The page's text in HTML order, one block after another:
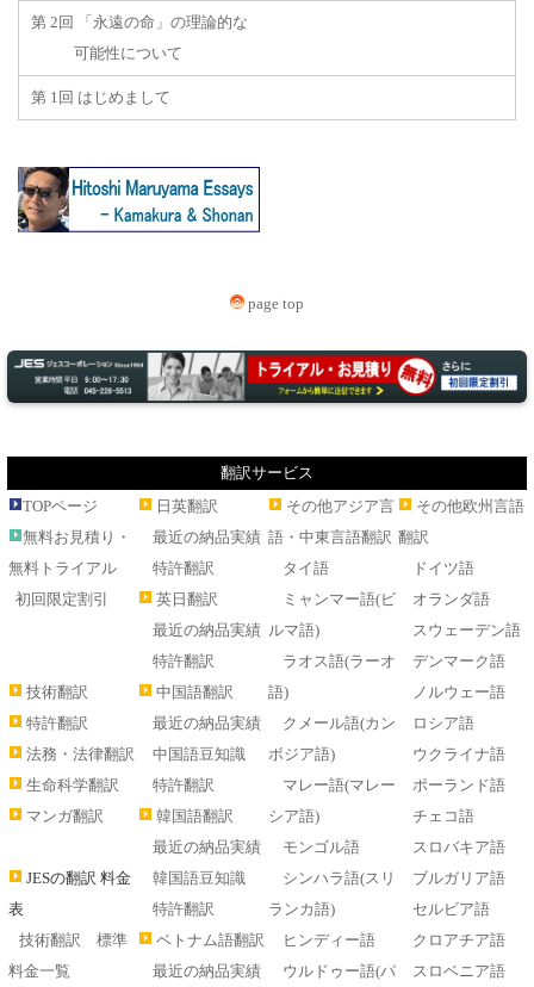
第 2回 「永遠の命」の理論的な
可能性について
第 1回 はじめまして
page top
翻訳サービス
TOPページ
無料お見積り・
無料トライアル
初回限定割引
技術翻訳
特許翻訳
法務・法律翻訳
生命科学翻訳
マンガ翻訳
JESの翻訳 料金
表
技術翻訳 標準
料金一覧
日英翻訳
最近の納品実績
特許翻訳
英日翻訳
最近の納品実績
特許翻訳
中国語翻訳
最近の納品実績
中国語豆知識
特許翻訳
韓国語翻訳
最近の納品実績
韓国語豆知識
特許翻訳
ベトナム語翻訳
最近の納品実績
その他アジア言
語・中東言語翻訳
タイ語
ミャンマー語(ビ
ルマ語)
ラオス語(ラーオ
語)
クメール語(カン
ボジア語)
マレー語(マレー
シア語)
モンゴル語
シンハラ語(スリ
ランカ語)
ヒンディー語
ウルドゥー語(パ
その他欧州言語
翻訳
ドイツ語
オランダ語
スウェーデン語
デンマーク語
ノルウェー語
ロシア語
ウクライナ語
ポーランド語
チェコ語
スロバキア語
ブルガリア語
セルビア語
クロアチア語
スロベニア語